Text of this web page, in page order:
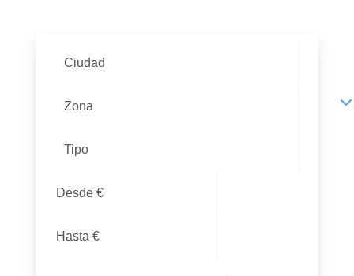
Ciudad
Zona
Tipo